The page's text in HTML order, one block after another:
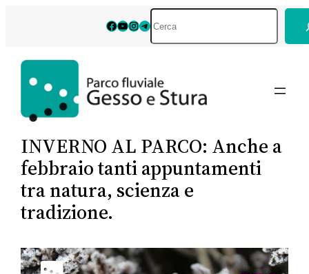
Facebook
YouTube
Instagram
Telegram
INVERNO AL PARCO: Anche a
febbraio tanti appuntamenti
tra natura, scienza e
tradizione.